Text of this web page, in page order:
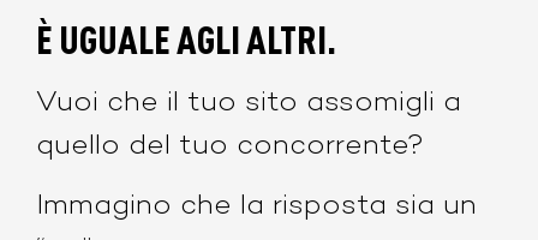
È UGUALE AGLI ALTRI.
Vuoi che il tuo sito assomigli a
quello del tuo concorrente?
Immagino che la risposta sia un